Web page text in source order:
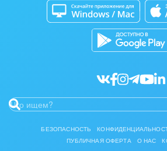
Нефть, газ
Оборудование, техника
Ритуальные услуги
Рынки и торговля
Кибербезопасность
Разработчикам приложений
БЕЗОПАСНОСТЬ
ПУБЛИЧНАЯ ОФЕРТА
О НАС